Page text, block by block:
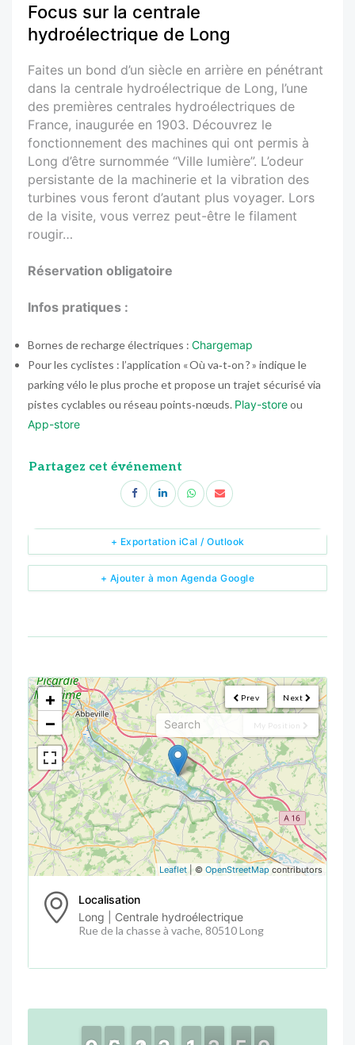
Focus sur la centrale
hydroélectrique de Long
Faites un bond d’un siècle en arrière en pénétrant
dans la centrale hydroélectrique de Long, l’une
des premières centrales hydroélectriques de
France, inaugurée en 1903. Découvrez le
fonctionnement des machines qui ont permis à
Long d’être surnommée “Ville lumière”. L’odeur
persistante de la machinerie et la vibration des
turbines vous feront d’autant plus voyager. Lors
de la visite, vous verrez peut-être le filament
rougir…
Réservation obligatoire
Infos pratiques :
Bornes de recharge électriques : Chargemap
Pour les cyclistes : l’application « Où va‑t‑on ? » indique le
parking vélo le plus proche et propose un trajet sécurisé via
pistes cyclables ou réseau points‑nœuds. Play-storeou
App-store
Partagez cet événement
+ Ajouter à mon Agenda Google
+ Exportation iCal / Outlook
Next
Prev
My Position
<!---->
+
−
Leaflet | © OpenStreetMap contributors
Localisation
Long | Centrale hydroélectrique
Rue de la chasse à vache, 80510 Long